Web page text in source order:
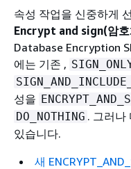
속성 작업을 신중하게
Encrypt and sign(암호
Database Encryption
에는 기존 ,
성을
DO_NOTHING . 그러나
있습니다.
새